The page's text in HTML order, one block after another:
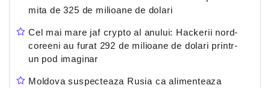
mita de 325 de milioane de dolari
Cel mai mare jaf crypto al anului: Hackerii nord-
coreeni au furat 292 de milioane de dolari printr-
un pod imaginar
Moldova suspecteaza Rusia ca alimenteaza